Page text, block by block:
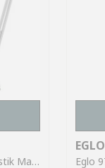
Eglo 90874 "FIRMO" Çelik, Plastik Masa Lambası
EGLO